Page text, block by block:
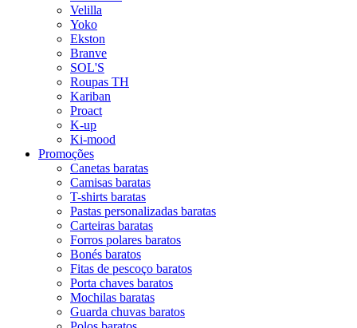
Velilla
Yoko
Ekston
Branve
SOL'S
Roupas TH
Kariban
Proact
K-up
Ki-mood
Promoções
Canetas baratas
Camisas baratas
T-shirts baratas
Pastas personalizadas baratas
Carteiras baratas
Forros polares baratos
Bonés baratos
Fitas de pescoço baratos
Porta chaves baratos
Mochilas baratas
Guarda chuvas baratos